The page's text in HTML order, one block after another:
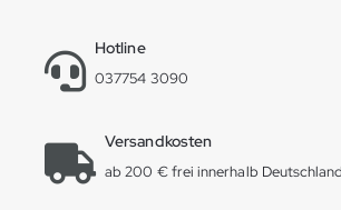
Hotline
037754 3090
Versandkosten
ab 200 € frei innerhalb